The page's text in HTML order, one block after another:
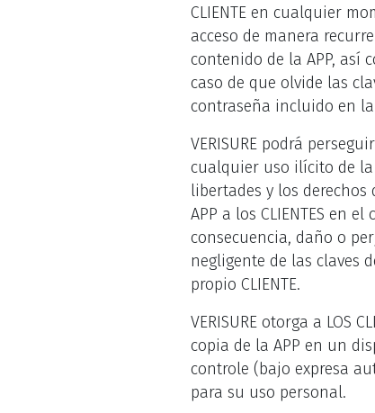
CLIENTE en cualquier
acceso de manera
contenido de la APP, así
caso de que olvide las
contraseña incluido en la
VERISURE podrá
cualquier uso ilícito de
libertades y los derechos
APP a los CLIENTES en
consecuencia, daño o
negligente de las claves
propio CLIENTE.
VERISURE otorga a
copia de la APP en un
controle (bajo expresa
para su uso personal.